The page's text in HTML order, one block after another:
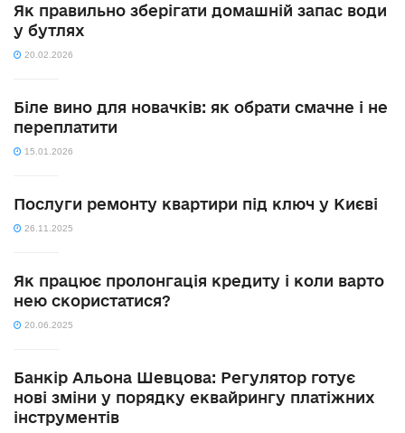
Як правильно зберігати домашній запас води
у бутлях
20.02.2026
Біле вино для новачків: як обрати смачне і не
переплатити
15.01.2026
Послуги ремонту квартири під ключ у Києві
26.11.2025
Як працює пролонгація кредиту і коли варто
нею скористатися?
20.06.2025
Банкір Альона Шевцова: Регулятор готує
нові зміни у порядку еквайрингу платіжних
інструментів